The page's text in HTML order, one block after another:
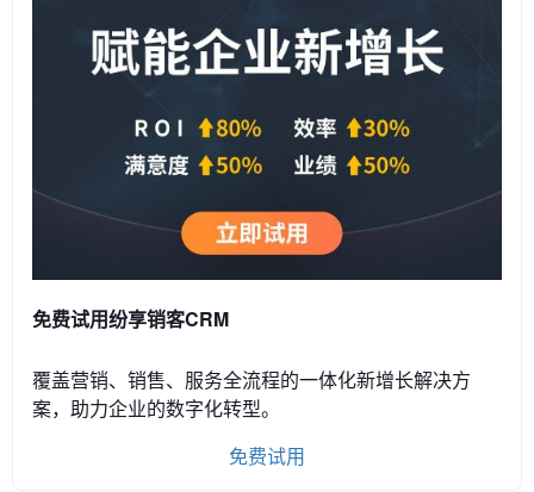
免费试用纷享销客CRM
覆盖营销、销售、服务全流程的一体化新增长解决方
案，助力企业的数字化转型。
免费试用